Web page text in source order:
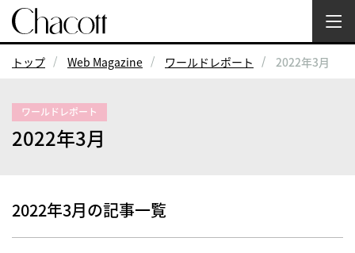
トップ Web Magazine ワールドレポート 2022年3月
ワールドレポート
2022年3月
2022年3月の記事一覧